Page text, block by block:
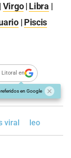
Virgo| Libra |
| Piscis
Litoral en
en Google
viral leo